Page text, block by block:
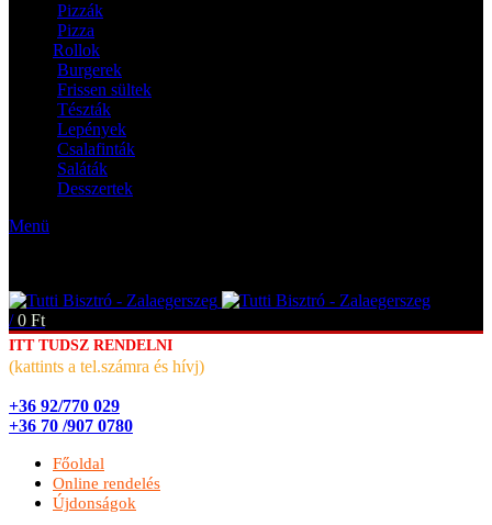
Pizzák
Pizza
Rollok
Burgerek
Frissen sültek
Tészták
Lepények
Csalafinták
Saláták
Desszertek
Menü
/ 0 Ft
ITT TUDSZ RENDELNI
(kattints a tel.számra és hívj)
+36 92/770 029
+36 70 /907 0780
Főoldal
Online rendelés
Újdonságok